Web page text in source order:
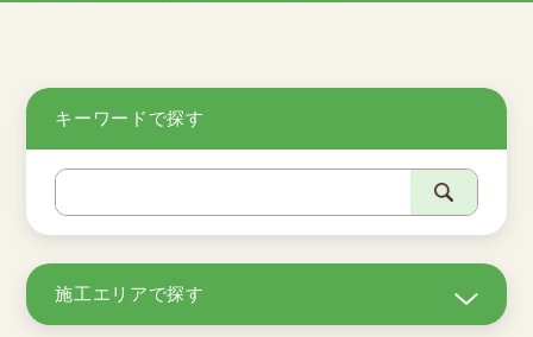
キーワードで探す
施工エリアで探す